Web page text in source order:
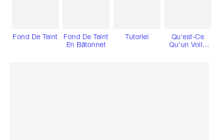
Fond De Teint
Fond De Teint
En Bâtonnet
Tutoriel
Qu'est-Ce
Qu'un Voile